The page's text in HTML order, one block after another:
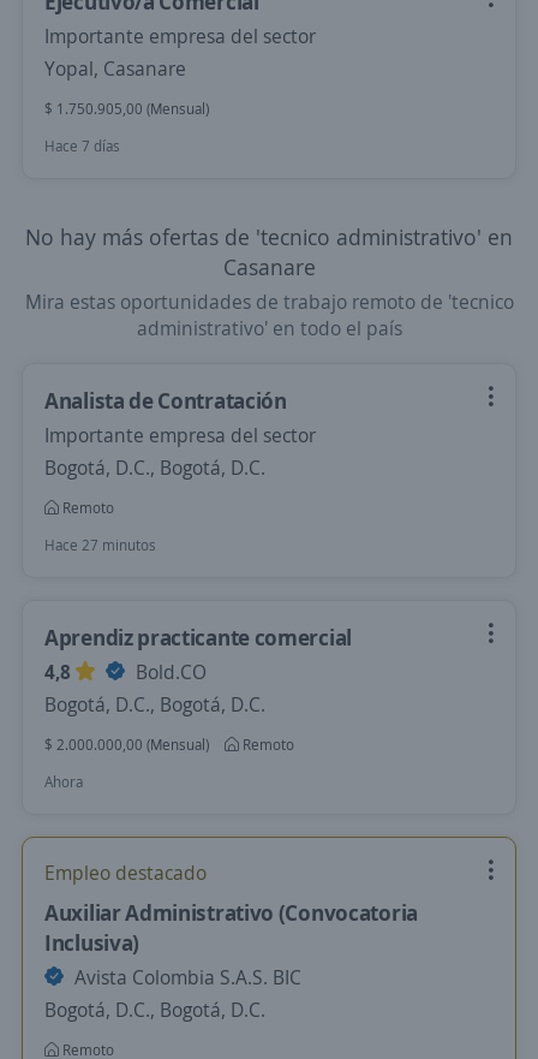
Importante empresa del sector
Yopal, Casanare
$ 1.750.905,00 (Mensual)
Hace 7 días
No hay más ofertas de 'tecnico administrativo' en
Casanare
Mira estas oportunidades de trabajo remoto de 'tecnico
administrativo' en todo el país
Analista de Contratación
Importante empresa del sector
Bogotá, D.C., Bogotá, D.C.
Remoto
Hace 27 minutos
Aprendiz practicante comercial
4,8
Bold.CO
Bogotá, D.C., Bogotá, D.C.
$ 2.000.000,00 (Mensual)
Remoto
Ahora
Empleo destacado
Auxiliar Administrativo (Convocatoria
Inclusiva)
Avista Colombia S.A.S. BIC
Bogotá, D.C., Bogotá, D.C.
Remoto